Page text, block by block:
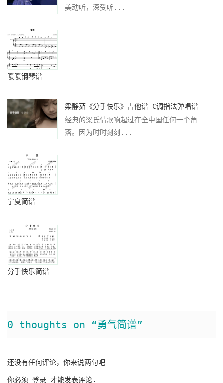
美动听，深受听...
暖暖钢琴谱
梁静茹《分手快乐》吉他谱 C调指法弹唱谱
经典的梁氏情歌响起过在全中国任何一个角
落。因为时时刻刻...
宁夏简谱
分手快乐简谱
0 thoughts on “勇气简谱”
还没有任何评论，你来说两句吧
你必须 登录 才能发表评论.